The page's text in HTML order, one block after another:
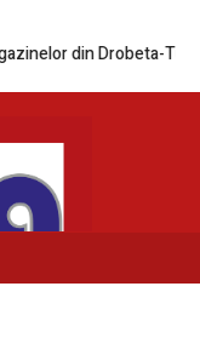
din Drobeta-Turnu